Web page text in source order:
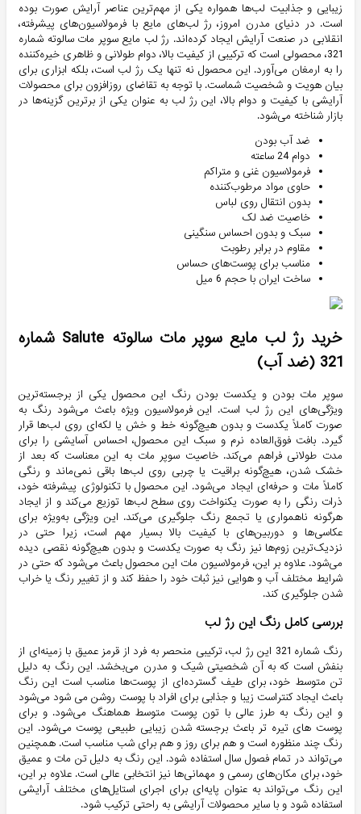
زیبایی و جذابیت لب‌ها همواره یکی از مهم‌ترین عناصر آرایش صورت بوده
است. در دنیای مدرن امروز، رژ لب‌های مایع با فرمولاسیون‌های پیشرفته،
انقلابی در صنعت آرایش ایجاد کرده‌اند. رژ لب مایع سوپر مات سالوته شماره
321، محصولی است که ترکیبی از کیفیت بالا، دوام طولانی و ظاهری خیره‌کننده
را به ارمغان می‌آورد. این محصول نه تنها یک رژ لب است، بلکه ابزاری برای
بیان هویت و شخصیت شماست. با توجه به تقاضای روزافزون برای محصولات
آرایشی با کیفیت و دوام بالا، این رژ لب به عنوان یکی از برترین گزینه‌ها در
بازار شناخته می‌شود.
ضد آب بودن
دوام 24 ساعته
فرمولاسیون غنی و متراکم
حاوی مواد مرطوب‌کننده
بدون انتقال روی لباس
خاصیت ضد لک
سبک و بدون احساس سنگینی
مقاوم در برابر رطوبت
مناسب برای پوست‌های حساس
ساخت ایران با حجم 6 میل
خرید رژ لب مایع سوپر مات سالوته Salute شماره
321 (ضد آب)
سوپر مات بودن و یکدست بودن رنگ این محصول یکی از برجسته‌ترین
ویژگی‌های این رژ لب است. این فرمولاسیون ویژه باعث می‌شود رنگ به
صورت کاملاً یکدست و بدون هیچ‌گونه خط و خش یا لکه‌ای روی لب‌ها قرار
گیرد. بافت فوق‌العاده نرم و سبک این محصول، احساس آسایشی را برای
مدت طولانی فراهم می‌کند. خاصیت سوپر مات به این معناست که بعد از
خشک شدن، هیچ‌گونه براقیت یا چربی روی لب‌ها باقی نمی‌ماند و رنگی
کاملاً مات و حرفه‌ای ایجاد می‌شود. این محصول با تکنولوژی پیشرفته خود،
ذرات رنگی را به صورت یکنواخت روی سطح لب‌ها توزیع می‌کند و از ایجاد
هرگونه ناهمواری یا تجمع رنگ جلوگیری می‌کند. این ویژگی به‌ویژه برای
عکاسی‌ها و دوربین‌های با کیفیت بالا بسیار مهم است، زیرا حتی در
نزدیک‌ترین زوم‌ها نیز رنگ به صورت یکدست و بدون هیچ‌گونه نقصی دیده
می‌شود. علاوه بر این، فرمولاسیون مات این محصول باعث می‌شود که حتی در
شرایط مختلف آب و هوایی نیز ثبات خود را حفظ کند و از تغییر رنگ یا خراب
شدن جلوگیری کند.
بررسی کامل رنگ این رژ لب
رنگ شماره 321 این رژ لب، ترکیبی منحصر به فرد از قرمز عمیق با زمینه‌ای از
بنفش است که به آن شخصیتی شیک و مدرن می‌بخشد. این رنگ به دلیل
تن متوسط خود، برای طیف گسترده‌ای از پوست‌ها مناسب است این رنگ
باعث ایجاد کنتراست زیبا و جذابی برای افراد با پوست روشن می شود می‌شود
و این رنگ به طرز عالی با تون پوست متوسط هماهنگ می‌شود. و برای
پوست های تیره تر باعث برجسته شدن زیبایی طبیعی پوست می‌شود. این
رنگ چند منظوره است و هم برای روز و هم برای شب مناسب است. همچنین
می‌تواند در تمام فصول سال استفاده شود. این رنگ به دلیل تن مات و عمیق
خود، برای مکان‌های رسمی و مهمانی‌ها نیز انتخابی عالی است. علاوه بر این،
این رنگ می‌تواند به عنوان پایه‌ای برای اجرای استایل‌های مختلف آرایشی
استفاده شود و با سایر محصولات آرایشی به راحتی ترکیب شود.